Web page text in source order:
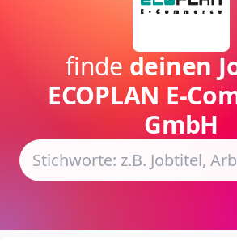
finde deinen
ECOPLAN E-
GmbH